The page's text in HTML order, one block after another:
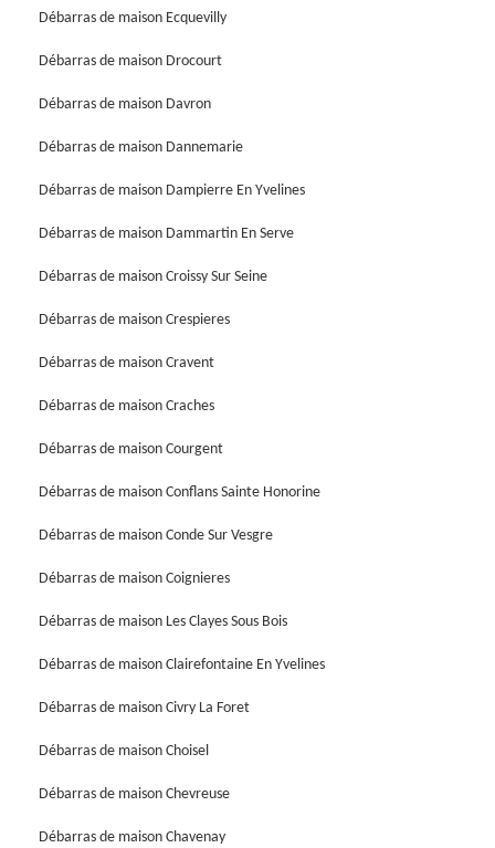
Débarras de maison Ecquevilly
Débarras de maison Drocourt
Débarras de maison Davron
Débarras de maison Dannemarie
Débarras de maison Dampierre En Yvelines
Débarras de maison Dammartin En Serve
Débarras de maison Croissy Sur Seine
Débarras de maison Crespieres
Débarras de maison Cravent
Débarras de maison Craches
Débarras de maison Courgent
Débarras de maison Conflans Sainte Honorine
Débarras de maison Conde Sur Vesgre
Débarras de maison Coignieres
Débarras de maison Les Clayes Sous Bois
Débarras de maison Clairefontaine En Yvelines
Débarras de maison Civry La Foret
Débarras de maison Choisel
Débarras de maison Chevreuse
Débarras de maison Chavenay